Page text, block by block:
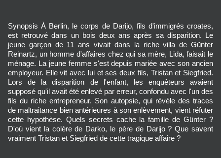
Synopsis À Berlin, le corps de Darijo, fils d'immigrés croates,
est retrouvé dans un bois deux ans après sa disparition. Le
jeune garçon de 11 ans vivait dans la riche villa de Günter
Reinartz, un homme d'affaires chez qui sa mère, Lida, faisait le
ménage. La jeune femme s'est depuis mariée avec son ancien
employeur. Elle vit avec lui et ses deux fils, Tristan et Siegfried.
Lors de la disparition de l'enfant, les enquêteurs avaient
supposé qu'il avait été enlevé par erreur, confondu avec l'un des
fils du riche entrepreneur. Son autopsie, qui révèle des traces
de maltraitance bien antérieures à son enlèvement, vient réfuter
cette hypothèse. Quels secrets cache la famille de Günter ?
D'où vient la colère de Darko, le père de Darijo ? Que savent
vraiment Tristan et Siegfried de cette tragique affaire ?